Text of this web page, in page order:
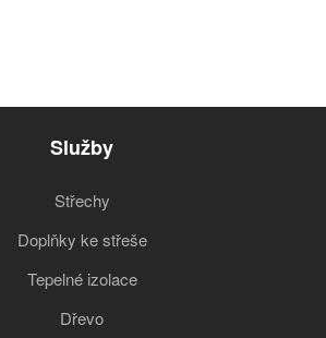
Služby
Střechy
Doplňky ke střeše
Tepelné izolace
Dřevo